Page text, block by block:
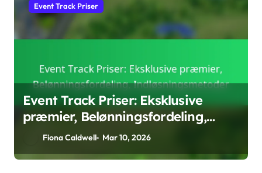
Borgmesterens Pass Belønninger
Borgmesterens Pas: Unikke
genstande, Kravmuligheder,
Belønningsmaksimering
Fiona Caldwell Mar 11, 2026